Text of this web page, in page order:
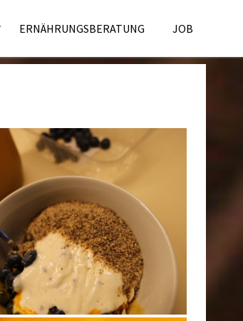
ERNÄHRUNGSBERATUNG JOB